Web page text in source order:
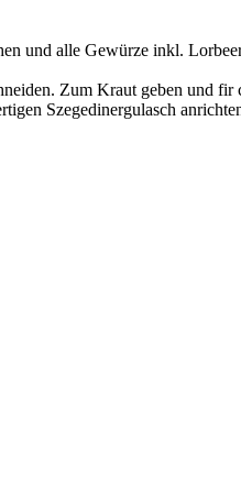
und alle Gewürze inkl.
Zum Kraut geben und
Szegedinergulasch